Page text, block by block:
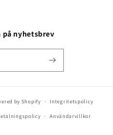
på nyhetsbrev
by Shopify Integritetspolicy
Användarvillkor